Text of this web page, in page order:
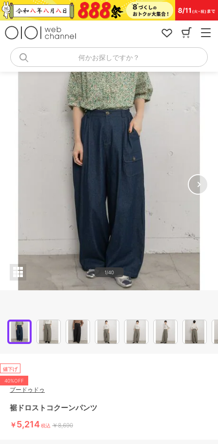
コ
ン
何かお探しですか？
1/40
値下げ
40%OFF
プードゥドゥ
裾ドロストコクーンパンツ
￥5,214 税込 ￥8,690